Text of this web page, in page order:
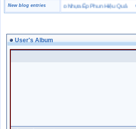
New blog entries
Chọn Bột Màu Cho Nhựa Ép Phun Hiệu Quả♥
User's Album